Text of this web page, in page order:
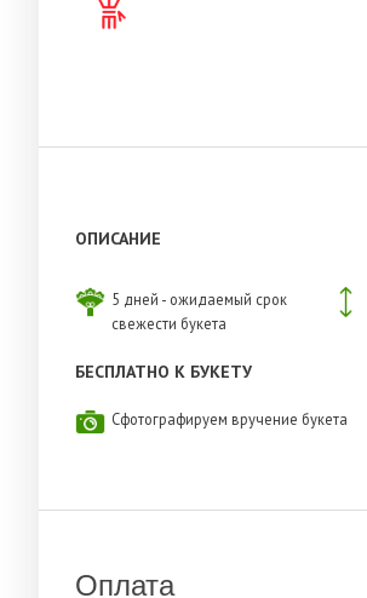
ОПИСАНИЕ
5 дней - ожидаемый срок
свежести букета
БЕСПЛАТНО К БУКЕТУ
Сфотографируем вручение букета
Оплата